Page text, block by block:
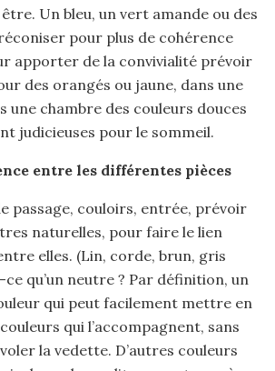
Un bleu, un vert amande ou des
pour plus de cohérence
apporter de la convivialité prévoir
des orangés ou jaune, dans une
une chambre des couleurs douces
judicieuses pour le sommeil.
entre les différentes pièces
passage, couloirs, entrée, prévoir
naturelles, pour faire le lien
elles. (Lin, corde, brun, gris
ce qu’un neutre ? Par définition, un
qui peut facilement mettre en
qui l’accompagnent, sans
la vedette. D’autres couleurs